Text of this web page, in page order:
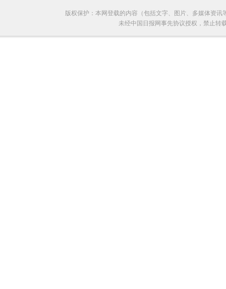
版权保护：本网登载的内容（包括文字、图片、多媒体资
未经中国日报网事先协议授权，禁止转